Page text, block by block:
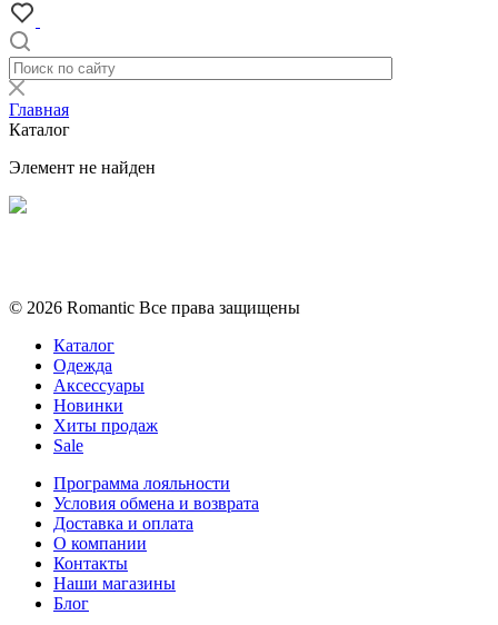
Главная
Каталог
Элемент не найден
© 2026 Romantic Все права защищены
Каталог
Одежда
Аксессуары
Новинки
Хиты продаж
Sale
Программа лояльности
Условия обмена и возврата
Доставка и оплата
О компании
Контакты
Наши магазины
Блог